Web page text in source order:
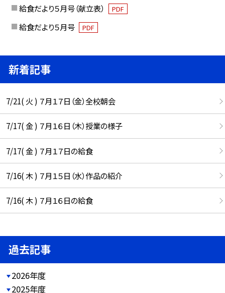
給食だより５月号（献立表） PDF
給食だより５月号 PDF
新着記事
7/21( 火 ) ７月１７日（金）全校朝会
7/17( 金 ) ７月１６日（木）授業の様子
7/17( 金 ) ７月１７日の給食
7/16( 木 ) ７月１５日（水）作品の紹介
7/16( 木 ) ７月１６日の給食
過去記事
2026年度
2025年度